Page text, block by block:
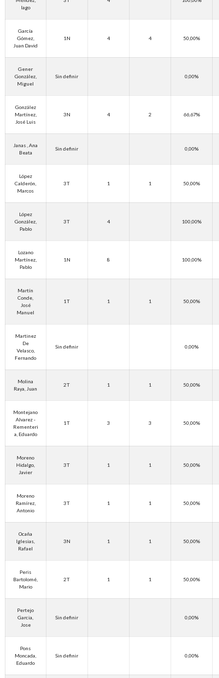
Iago
García
Gómez,
Juan David
1N 4 4 50,00%
Gener
González,
Miguel
Sin definir 0,00%
González
Martínez,
José Luis
3N 4 2 66,67%
Janas , Ana
Beata
Sin definir 0,00%
López
Calderón,
Marcos
3T 1 1 50,00%
López
González,
Pablo
3T 4 100,00%
Lozano
Martínez,
Pablo
1N 8 100,00%
Martín
Conde,
José
Manuel
1T 1 1 50,00%
Martinez
De
Velasco,
Fernando
Sin definir 0,00%
Molina
Raya, Juan
2T 1 1 50,00%
Montejano
Alvarez -
Rementeri
a, Eduardo
1T 3 3 50,00%
Moreno
Hidalgo,
Javier
3T 1 1 50,00%
Moreno
Ramírez,
Antonio
3T 1 1 50,00%
Ocaña
Iglesias,
Rafael
3N 1 1 50,00%
Peris
Bartolomé,
Mario
2T 1 1 50,00%
Pertejo
Garcia,
Jose
Sin definir 0,00%
Pons
Moncada,
Eduardo
Sin definir 0,00%